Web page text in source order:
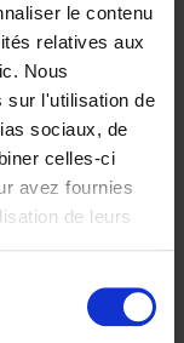
le contenu
relatives aux
Nous
sur l'utilisation de
sociaux, de
celles-ci
avez fournies
de leurs
like a PRO -
edition
226